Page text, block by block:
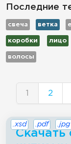
Последние
свеча ветка
коробки лицо
волосы
1 2
.xsd .pdf .jpg